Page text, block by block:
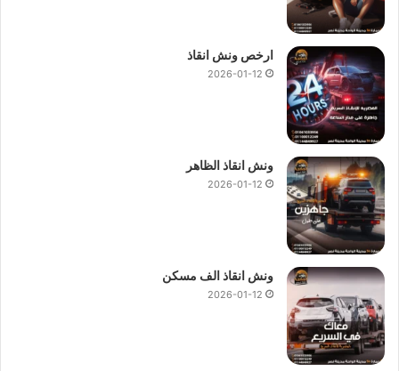
ارخص ونش انقاذ
2026-01-12
ونش انقاذ الظاهر
2026-01-12
ونش انقاذ الف مسكن
2026-01-12